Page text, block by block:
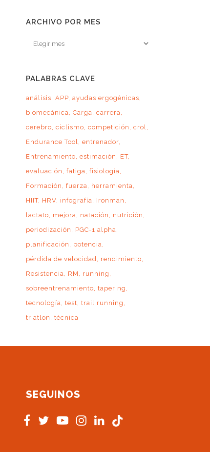
ARCHIVO POR MES
Archivo
PALABRAS CLAVE
análisis APP ayudas ergogénicas
biomecánica Carga carrera
cerebro ciclismo competición
crol
Endurance Tool entrenador
Entrenamiento estimación
ET
evaluación
fatiga fisiología
Formación
fuerza
herramienta
HIIT HRV infografía
Ironman
lactato
mejora natación
nutrición
periodización
PGC-1 alpha
planificación
potencia
pérdida de velocidad
rendimiento
Resistencia
RM
running
sobreentrenamiento tapering
tecnología test trail running
triatlon
técnica
SEGUINOS